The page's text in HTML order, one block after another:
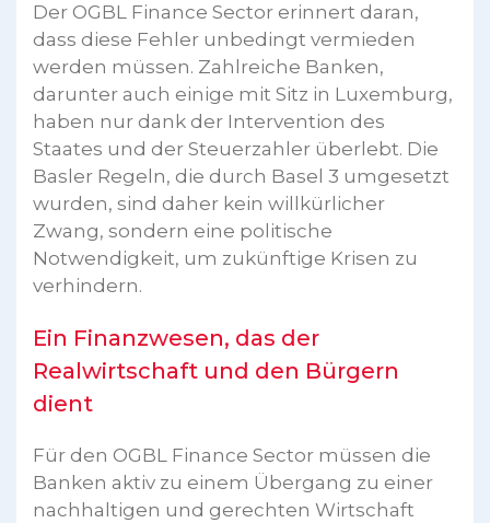
Der OGBL Finance Sector erinnert daran,
dass diese Fehler unbedingt vermieden
werden müssen. Zahlreiche Banken,
darunter auch einige mit Sitz in Luxemburg,
haben nur dank der Intervention des
Staates und der Steuerzahler überlebt. Die
Basler Regeln, die durch Basel 3 umgesetzt
wurden, sind daher kein willkürlicher
Zwang, sondern eine politische
Notwendigkeit, um zukünftige Krisen zu
verhindern.
Ein Finanzwesen, das der
Realwirtschaft und den Bürgern
dient
Für den OGBL Finance Sector müssen die
Banken aktiv zu einem Übergang zu einer
nachhaltigen und gerechten Wirtschaft